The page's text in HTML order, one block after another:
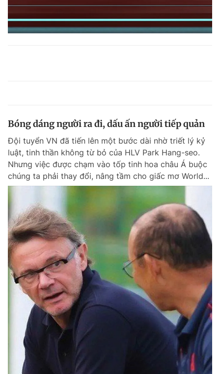
Bóng dáng người ra đi, dấu ấn người tiếp quản
Đội tuyển VN đã tiến lên một bước dài nhờ triết lý kỷ
luật, tinh thần không từ bỏ của HLV Park Hang-seo.
Nhưng việc được chạm vào tốp tinh hoa châu Á buộc
chúng ta phải thay đổi, nâng tầm cho giấc mơ World...